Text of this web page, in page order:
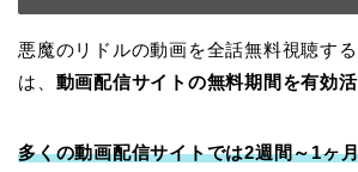
悪魔のリドルの動画を全話無料視聴す
は、 動画配信サイトの無料期間を有効
多くの動画配信サイトでは2週間～1ヶ